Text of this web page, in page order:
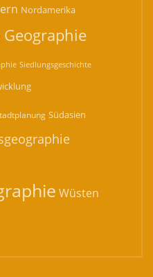
Nordamerika
Siedlungsgeschichte
Südasien
Wüsten